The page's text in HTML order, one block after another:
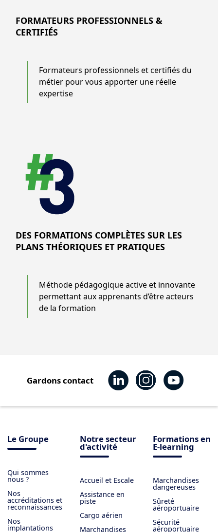
FORMATEURS PROFESSIONNELS &
CERTIFIÉS
Formateurs professionnels et certifiés du
métier pour vous apporter une réelle
expertise
DES FORMATIONS COMPLÈTES SUR LES
PLANS THÉORIQUES ET PRATIQUES
Méthode pédagogique active et innovante
permettant aux apprenants d’être acteurs
de la formation
Gardons contact
Le Groupe
Qui sommes
nous ?
Nos
accréditations et
reconnaissances
Nos
implantations
Notre secteur
d'activité
Accueil et Escale
Assistance en
piste
Cargo aérien
Marchandises
Formations en
E-learning
Marchandises
dangereuses
Sûreté
aéroportuaire
Sécurité
aéroportuaire